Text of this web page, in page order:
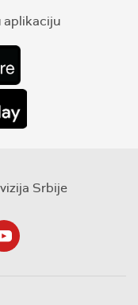
aplikaciju
Srbije